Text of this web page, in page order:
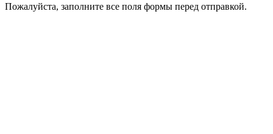
Пожалуйста, заполните все поля формы перед отправкой.